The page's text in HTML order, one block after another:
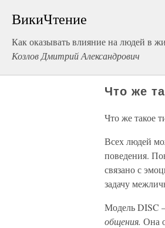
ВикиЧтение
Как оказывать влияние на людей в
Козлов Дмитрий Александрович
Что же
Что же такое
Всех людей
поведения.
связано с
задачу
Модель DISC
общения. Она